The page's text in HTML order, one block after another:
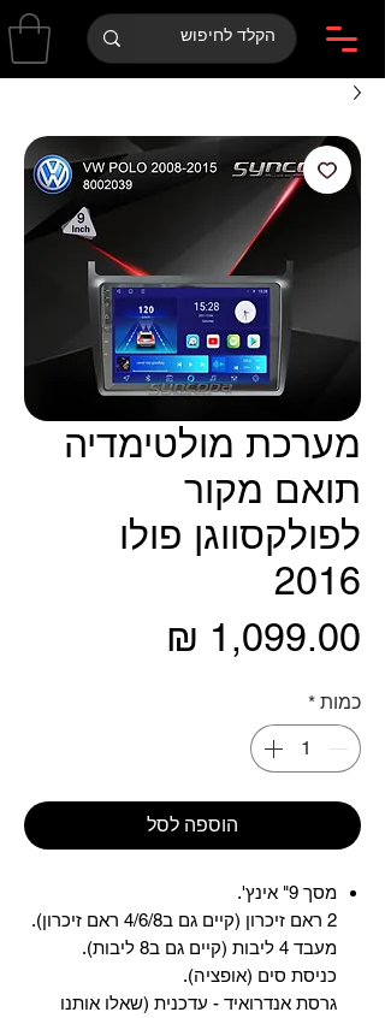
מערכת מולטימדיה
תואם מקור
לפולקסווגן פולו
2016
כמות *
הוספה לסל
מסך 9" אינץ'.
2 ראם זיכרון (קיים גם ב4/6/8 ראם זיכרון).
מעבד 4 ליבות (קיים גם ב8 ליבות).
כניסת סים (אופציה).
גרסת אנדרואיד - עדכנית (שאלו אותנו